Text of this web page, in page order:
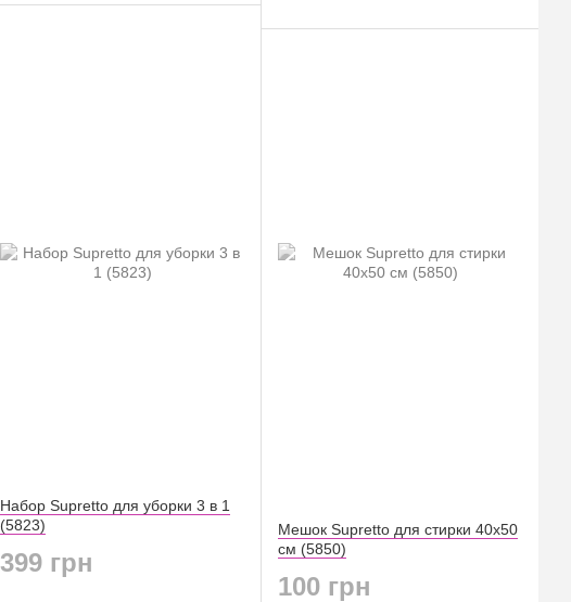
Набор Supretto для уборки 3 в 1
(5823)
399 грн
Мешок Supretto для стирки 40х50
см (5850)
100 грн